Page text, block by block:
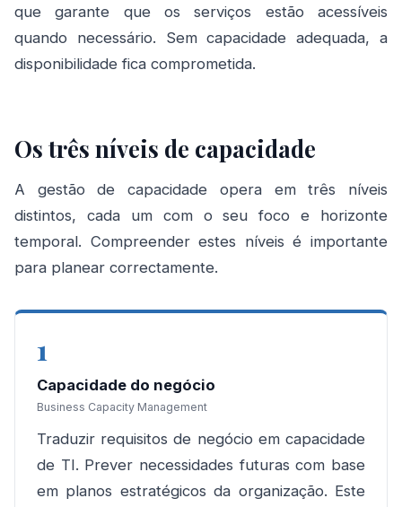
que garante que os serviços estão acessíveis
quando necessário. Sem capacidade adequada, a
disponibilidade fica comprometida.
Os três níveis de capacidade
A gestão de capacidade opera em três níveis
distintos, cada um com o seu foco e horizonte
temporal. Compreender estes níveis é importante
para planear correctamente.
1
Capacidade do negócio
Business Capacity Management
Traduzir requisitos de negócio em capacidade
de TI. Prever necessidades futuras com base
em planos estratégicos da organização. Este